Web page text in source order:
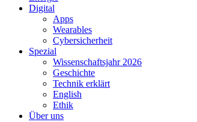
Digital
Apps
Wearables
Cybersicherheit
Spezial
Wissenschaftsjahr 2026
Geschichte
Technik erklärt
English
Ethik
Über uns